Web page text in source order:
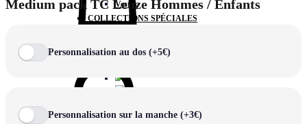
Vestes
COLLECTIONS SPÉCIALES
Medium pack TC Leuze Hommes / Enfants
Personnalisation au dos (+5€)
Personnalisation sur la manche (+3€)